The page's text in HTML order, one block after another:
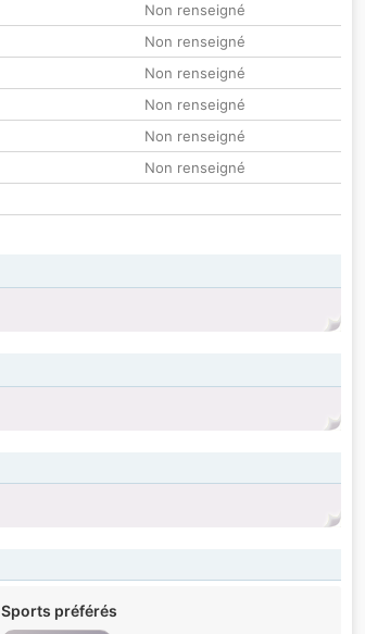
Non renseigné
Non renseigné
Non renseigné
Non renseigné
Non renseigné
Non renseigné
Sports préférés